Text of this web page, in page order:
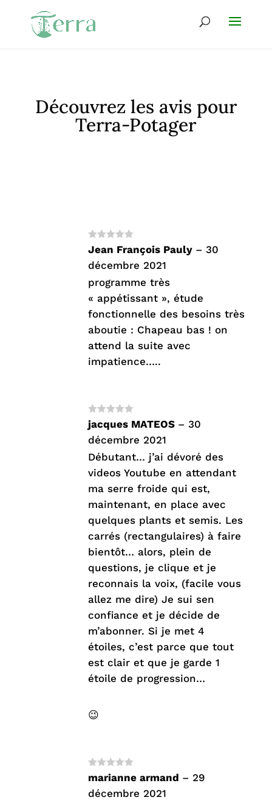
Découvrez les avis pour
Terra-Potager
Note5 sur
5
Jean François Pauly – 30
décembre 2021
programme très
« appétissant », étude
fonctionnelle des besoins très
aboutie : Chapeau bas ! on
attend la suite avec
impatience…..
Note4
sur 5
jacques MATEOS – 30
décembre 2021
Débutant… j’ai dévoré des
videos Youtube en attendant
ma serre froide qui est,
maintenant, en place avec
quelques plants et semis. Les
carrés (rectangulaires) à faire
bientôt… alors, plein de
questions, je clique et je
reconnais la voix, (facile vous
allez me dire) Je sui sen
confiance et je décide de
m’abonner. Si je met 4
étoiles, c’est parce que tout
est clair et que je garde 1
étoile de progression…
😉
Note4
sur 5
marianne armand – 29
décembre 2021